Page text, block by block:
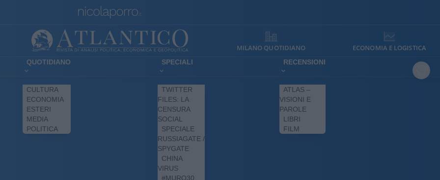
MILANO QUOTIDIANO ECONOMIA E LOGISTICA
QUOTIDIANO
CULTURA
ECONOMIA
ESTERI
MEDIA
POLITICA
SPECIALI
TWITTER
FILES: LA
CENSURA
SOCIAL
SPECIALE
RUSSIAGATE /
SPYGATE
CHINA
VIRUS
#MURO30
RECENSIONI
ATLAS –
VISIONI E
PAROLE
LIBRI
FILM